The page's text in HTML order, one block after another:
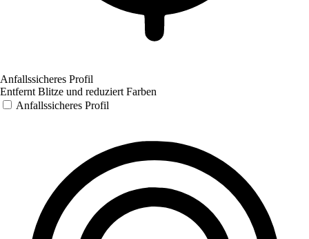
Anfallssicheres Profil
Entfernt Blitze und reduziert Farben
Anfallssicheres Profil